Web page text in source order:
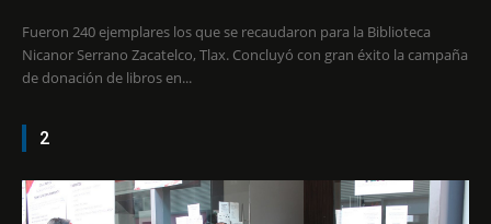
Fueron 240 ejemplares los que se recaudaron para la Biblioteca
Nicanor Serrano Zacatelco, Tlax. Concluyó con gran éxito la campaña
de donación de libros en...
2